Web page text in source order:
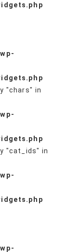
"chars" in
"cat_ids" in